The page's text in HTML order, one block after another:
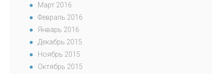
Март 2016
Февраль 2016
Январь 2016
Декабрь 2015
Ноябрь 2015
Октябрь 2015